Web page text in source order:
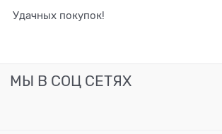
Удачных покупок!
МЫ В СОЦ СЕТЯХ